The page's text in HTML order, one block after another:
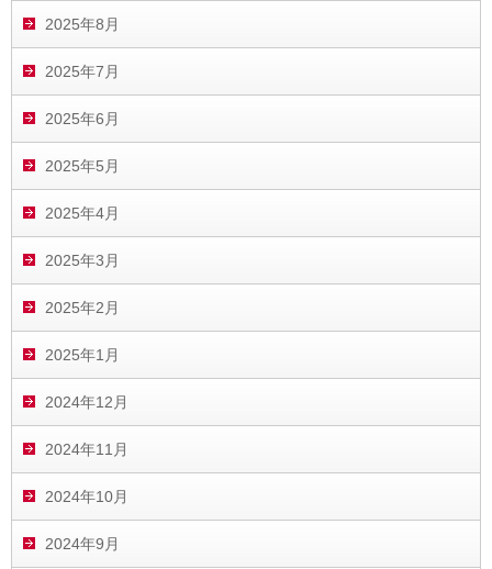
2025年8月
2025年7月
2025年6月
2025年5月
2025年4月
2025年3月
2025年2月
2025年1月
2024年12月
2024年11月
2024年10月
2024年9月